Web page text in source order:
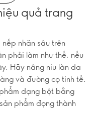
quả trang
nhăn sâu trên
phải làm như thế, nếu
Hãy nâng niu làn da
và đường cọ tinh tế.
dạng bột bằng
phẩm đọng thành